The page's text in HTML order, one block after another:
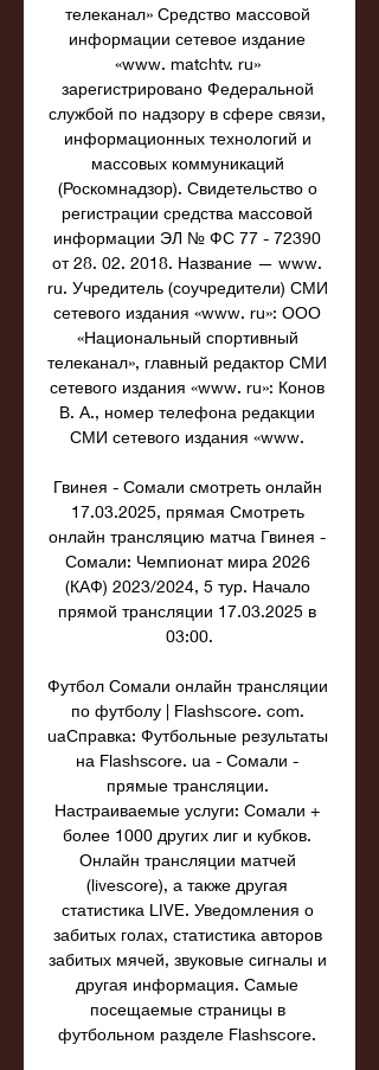
телеканал» Средство массовой
информации сетевое издание
«www. matchtv. ru»
зарегистрировано Федеральной
службой по надзору в сфере связи,
информационных технологий и
массовых коммуникаций
(Роскомнадзор). Свидетельство о
регистрации средства массовой
информации ЭЛ № ФС 77 - 72390
от 28. 02. 2018. Название — www.
ru. Учредитель (соучредители) СМИ
сетевого издания «www. ru»: ООО
«Национальный спортивный
телеканал», главный редактор СМИ
сетевого издания «www. ru»: Конов
В. А., номер телефона редакции
СМИ сетевого издания «www.
Гвинея - Сомали смотреть онлайн
17.03.2025, прямая Смотреть
онлайн трансляцию матча Гвинея -
Сомали: Чемпионат мира 2026
(КАФ) 2023/2024, 5 тур. Начало
прямой трансляции 17.03.2025 в
03:00.
Футбол Сомали онлайн трансляции
по футболу | Flashscore. com.
uaСправка: Футбольные результаты
на Flashscore. ua - Сомали -
прямые трансляции.
Настраиваемые услуги: Сомали +
более 1000 других лиг и кубков.
Онлайн трансляции матчей
(livescore), а также другая
статистика LIVE. Уведомления о
забитых голах, статистика авторов
забитых мячей, звуковые сигналы и
другая информация. Самые
посещаемые страницы в
футбольном разделе Flashscore.